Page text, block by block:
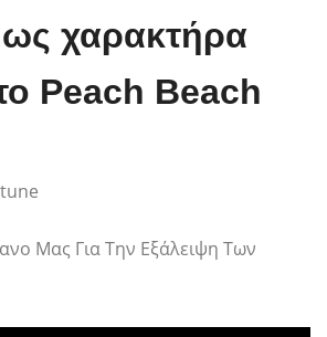
χαρακτήρα
Peach Beach
Μας Για Την Εξάλειψη Των